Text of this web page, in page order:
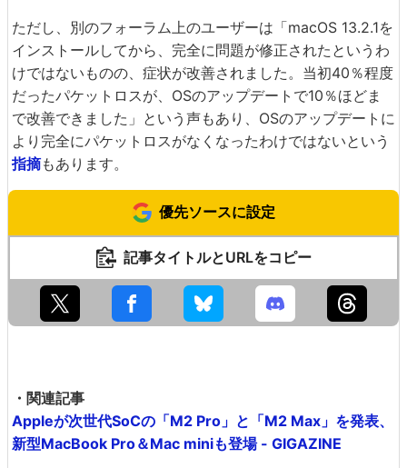
ただし、別のフォーラム上のユーザーは「macOS 13.2.1を
インストールしてから、完全に問題が修正されたというわ
けではないものの、症状が改善されました。当初40％程度
だったパケットロスが、OSのアップデートで10％ほどま
で改善できました」という声もあり、OSのアップデートに
より完全にパケットロスがなくなったわけではないという
指摘もあります。
優先ソースに設定
記事タイトルとURLをコピー
・関連記事
Appleが次世代SoCの「M2 Pro」と「M2 Max」を発表、
新型MacBook Pro＆Mac miniも登場 - GIGAZINE